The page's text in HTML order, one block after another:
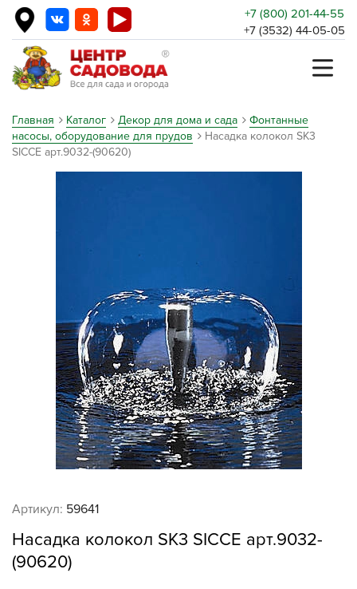
+7 (800) 201-44-55
+7 (3532) 44-05-05
Главная Каталог Декор для дома и сада
Фонтанные
насосы, оборудование для прудов
Насадка колокол SK3
SICCE арт.9032-(90620)
Артикул: 59641
Насадка колокол SK3 SICCE арт.9032-
(90620)